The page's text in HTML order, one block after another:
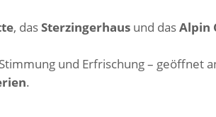
, dasSterzingerhaus und dasAlpin
und Erfrischung – geöffnet
.